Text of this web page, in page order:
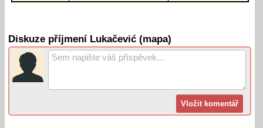
Diskuze příjmení Lukačević (mapa)